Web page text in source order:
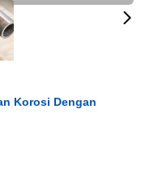
Korosi Dengan